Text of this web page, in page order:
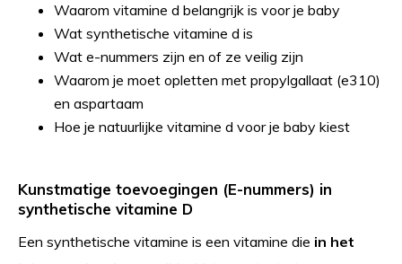
Waarom vitamine d belangrijk is voor je baby
Wat synthetische vitamine d is
Wat e-nummers zijn en of ze veilig zijn
Waarom je moet opletten met propylgallaat (e310)
en aspartaam
Hoe je natuurlijke vitamine d voor je baby kiest
Kunstmatige toevoegingen (E-nummers) in
synthetische vitamine D
Een synthetische vitamine is een vitamine die in het